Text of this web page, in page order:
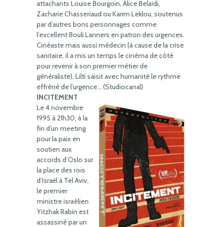
attachants Louise Bourgoin, Alice Belaïdi,
Zacharie Chasseriaud ou Karim Leklou, soutenus
par d’autres bons personnages comme
l’excellent Bouli Lanners en patron des urgences.
Cinéaste mais aussi médecin (à cause de la crise
sanitaire, il a mis un temps le cinéma de côté
pour revenir à son premier métier de
généraliste), Lilti saisit avec humanité le rythme
effréné de l’urgence… (Studiocanal)
INCITEMENT
Le 4 novembre
1995 à 21h30, à la
fin d’un meeting
pour la paix en
soutien aux
accords d’Oslo sur
la place des rois
d’Israël à Tel Aviv,
le premier
ministre israélien
Yitzhak Rabin est
assassiné par un